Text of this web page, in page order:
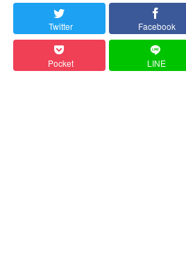
Twitter Facebook
Pocket LINE